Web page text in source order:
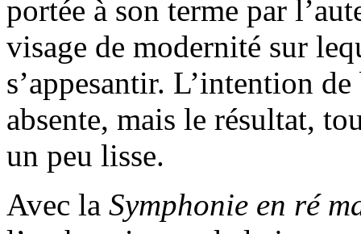
portée à son terme par
visage de modernité sur
s’appesantir. L’intention
absente, mais le résultat,
un peu lisse.
Avec la Symphonie en ré